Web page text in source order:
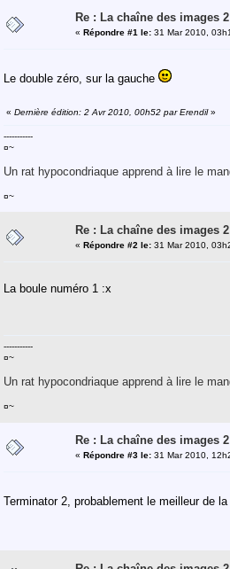
Re : La chaîne des images
« Répondre #1 le: 31 Mar 2010,
Le double zéro, sur la gauche
« Dernière édition: 2 Avr 2010, 00h52 par Erendil»
-----------
¤~
Un rat hypocondriaque apprend à lire le
¤~
Re : La chaîne des images
« Répondre #2 le: 31 Mar 2010,
La boule numéro 1 :x
-----------
¤~
Un rat hypocondriaque apprend à lire le
¤~
Re : La chaîne des images
« Répondre #3 le: 31 Mar 2010,
Terminator 2, probablement le meilleur de